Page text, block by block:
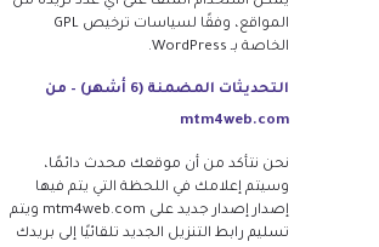
المواقع، وفقًا لسياسات ترخيص GPL
الخاصة بـ WordPress.
التحديثات المضمنة (6 أشهر) – من
mtm4web.com
نحن نتأكد من أن موقعك محدث دائمًا،
وسيتم إعلامك في اللحظة التي يتم فيها
إصدار إصدار جديد على mtm4web.com ويتم
تسليم رابط التنزيل الجديد تلقائيًا إلى بريدك